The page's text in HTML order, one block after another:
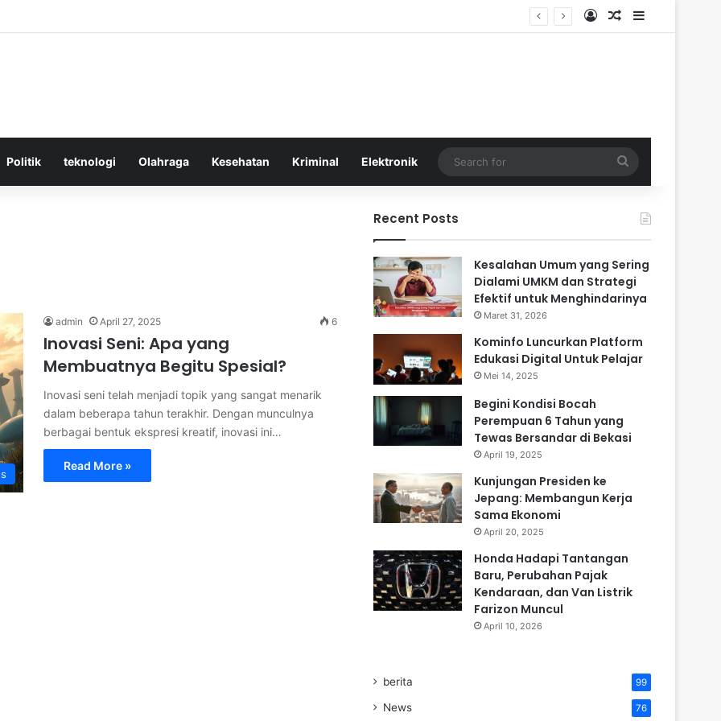
Log InRandom Article
Sidebar
Politik teknologi Olahraga Kesehatan Kriminal Elektronik
for
admin April 27, 2025 6
Inovasi Seni: Apa yang
Membuatnya Begitu Spesial?
Inovasi seni telah menjadi topik yang sangat menarik
dalam beberapa tahun terakhir. Dengan munculnya
berbagai bentuk ekspresi kreatif, inovasi ini…
Read More »
Recent Posts
Kesalahan Umum yang Sering
Dialami UMKM dan Strategi
Efektif untuk Menghindarinya
Maret 31, 2026
Kominfo Luncurkan Platform
Edukasi Digital Untuk Pelajar
Mei 14, 2025
Begini Kondisi Bocah
Perempuan 6 Tahun yang
Tewas Bersandar di Bekasi
April 19, 2025
Kunjungan Presiden ke
Jepang: Membangun Kerja
Sama Ekonomi
April 20, 2025
Honda Hadapi Tantangan
Baru, Perubahan Pajak
Kendaraan, dan Van Listrik
Farizon Muncul
April 10, 2026
berita 99
News 76